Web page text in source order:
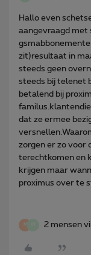
Hallo even
aangevraagd
zit)resultaat in
steeds geen
steeds bij telenet
betalend bij
dat ze ermee
zorgen er zo voor
terechtkomen en
krijgen maar
proximus over te
M 2 mensen